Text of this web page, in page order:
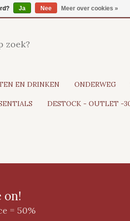
EN DRINKEN ONDERWEG
DESTOCK - OUTLET -
on!
= 50%
Ja Nee Meer over cookies »